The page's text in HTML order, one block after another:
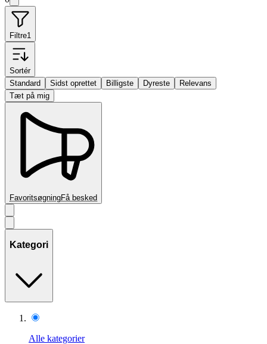
Filtre1
Sortér
Standard
Sidst oprettet Billigste Dyreste
Relevans
Tæt på mig
FavoritsøgningFå besked
Kategori
Alle kategorier